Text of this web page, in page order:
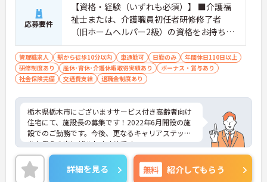
応募要件
【資格・経験（いずれも必須）】 ■介護福
祉士または、介護職員初任者研修修了者
（旧ホームヘルパー2級）の資格をお持ちの
方
管理職求人 駅から徒歩10分以内 車通勤可 日勤のみ
年間休日110日以上
研修制度あり
産休･育休･介護休暇取得実績あり
ボーナス・賞与あり
社会保険完備
交通費支給 退職金制度あり
栃木県栃木市にございますサービス付き高齢者向け
住宅にて、施設長の募集です！2022年6月開設の施
設でのご勤務です。今後、更なるキャリアステップ
をお考えの方にぜひおすすめです。
ご興味ある方には、面接対策ポイントなど、さらに
詳細をお話しいたしますのでお気軽にご相談くださ
い！
詳細を見る 無料 紹介してもらう